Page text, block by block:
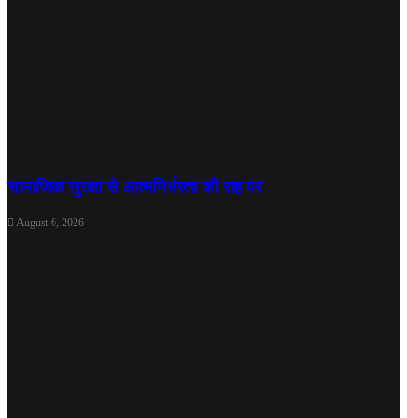
सामाजिक सुरक्षा से आत्मनिर्भरता की राह पर
August 6, 2026